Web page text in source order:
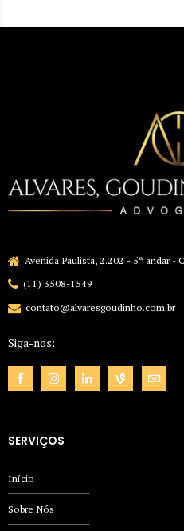
Avenida Paulista, 2.202 - 5ª andar -
(11) 3508-1549
contato@alvaresgoudinho.com.br
Siga-nos:
SERVIÇOS
Início
Sobre Nós